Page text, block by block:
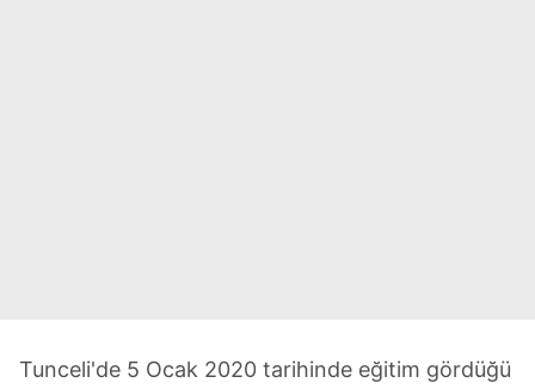
Tunceli'de 5 Ocak 2020 tarihinde eğitim gördüğü